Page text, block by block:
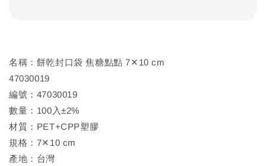
名稱：餅乾封口袋 焦糖點點 7✕10 cm
47030019
編號：47030019
數量：100入±2%
材質：PET+CPP塑膠
規格：7✕10 cm
產地：台灣